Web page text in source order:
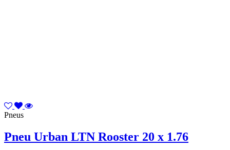
Pneus
Pneu Urban LTN Rooster 20 x 1.76